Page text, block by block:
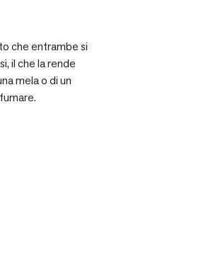
che entrambe si
il che la rende
mela o di un